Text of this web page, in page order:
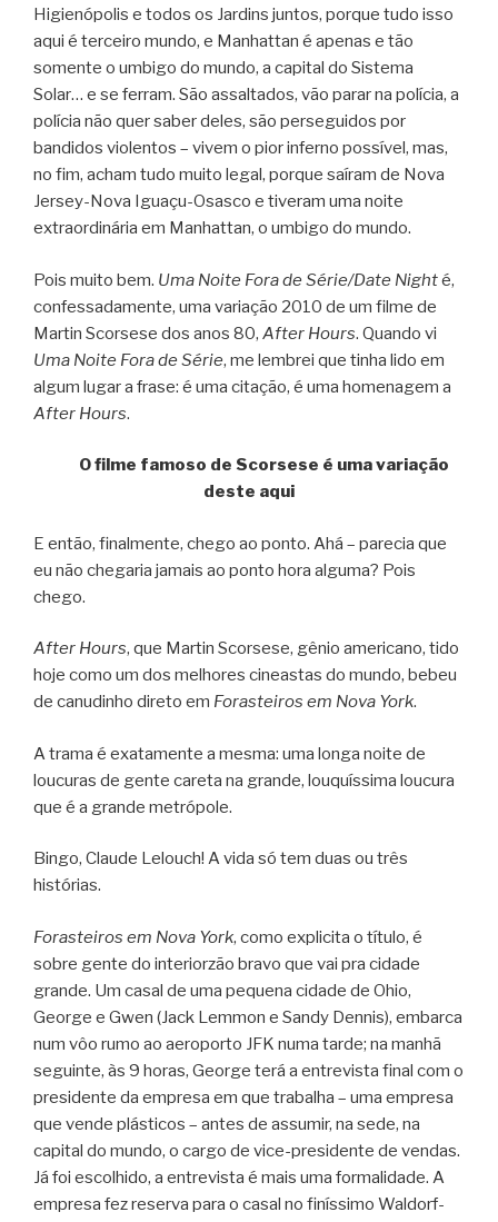
Higienópolis e todos os Jardins juntos, porque tudo isso
aqui é terceiro mundo, e Manhattan é apenas e tão
somente o umbigo do mundo, a capital do Sistema
Solar… e se ferram. São assaltados, vão parar na polícia, a
polícia não quer saber deles, são perseguidos por
bandidos violentos – vivem o pior inferno possível, mas,
no fim, acham tudo muito legal, porque saíram de Nova
Jersey-Nova Iguaçu-Osasco e tiveram uma noite
extraordinária em Manhattan, o umbigo do mundo.
Pois muito bem. Uma Noite Fora de Série/Date Nighté,
confessadamente, uma variação 2010 de um filme de
Martin Scorsese dos anos 80, After Hours. Quando vi
Uma Noite Fora de Série, me lembrei que tinha lido em
algum lugar a frase: é uma citação, é uma homenagem a
After Hours.
O filme famoso de Scorsese é uma variação
deste aqui
E então, finalmente, chego ao ponto. Ahá – parecia que
eu não chegaria jamais ao ponto hora alguma? Pois
chego.
After Hours, que Martin Scorsese, gênio americano, tido
hoje como um dos melhores cineastas do mundo, bebeu
de canudinho direto em Forasteiros em Nova York.
A trama é exatamente a mesma: uma longa noite de
loucuras de gente careta na grande, louquíssima loucura
que é a grande metrópole.
Bingo, Claude Lelouch! A vida só tem duas ou três
histórias.
Forasteiros em Nova York, como explicita o título, é
sobre gente do interiorzão bravo que vai pra cidade
grande. Um casal de uma pequena cidade de Ohio,
George e Gwen (Jack Lemmon e Sandy Dennis), embarca
num vôo rumo ao aeroporto JFK numa tarde; na manhã
seguinte, às 9 horas, George terá a entrevista final com o
presidente da empresa em que trabalha – uma empresa
que vende plásticos – antes de assumir, na sede, na
capital do mundo, o cargo de vice-presidente de vendas.
Já foi escolhido, a entrevista é mais uma formalidade. A
empresa fez reserva para o casal no finíssimo Waldorf-